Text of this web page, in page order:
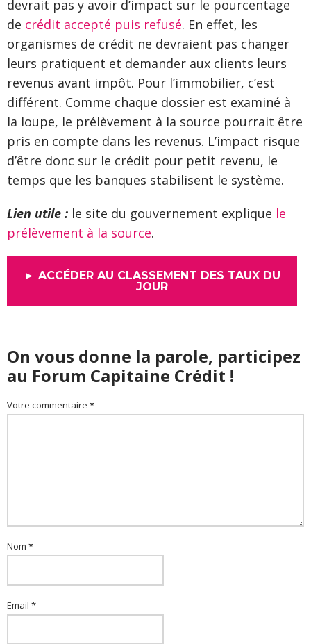
devrait pas y avoir d’impact sur le pourcentage
de crédit accepté puis refusé. En effet, les
organismes de crédit ne devraient pas changer
leurs pratiquent et demander aux clients leurs
revenus avant impôt. Pour l’immobilier, c’est
différent. Comme chaque dossier est examiné à
la loupe, le prélèvement à la source pourrait être
pris en compte dans les revenus. L’impact risque
d’être donc sur le crédit pour petit revenu, le
temps que les banques stabilisent le système.
Lien utile : le site du gouvernement explique le
prélèvement à la source.
► ACCÉDER AU CLASSEMENT DES TAUX DU
JOUR
On vous donne la parole, participez
au Forum Capitaine Crédit !
Votre commentaire *
Nom *
Email *